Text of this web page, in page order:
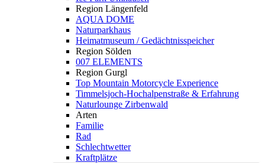
Region Längenfeld
AQUA DOME
Naturparkhaus
Heimatmuseum / Gedächtnisspeicher
Region Sölden
007 ELEMENTS
Region Gurgl
Top Mountain Motorcycle Experience
Timmelsjoch-Hochalpenstraße & Erfahrung
Naturlounge Zirbenwald
Arten
Familie
Rad
Schlechtwetter
Kraftplätze